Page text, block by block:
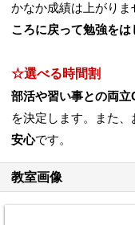
かなか成績は上がりま
ころに戻って勉強をは
☆選べる時間割
部活や習い事との両立
を決定します。また
安心です。
教室画像